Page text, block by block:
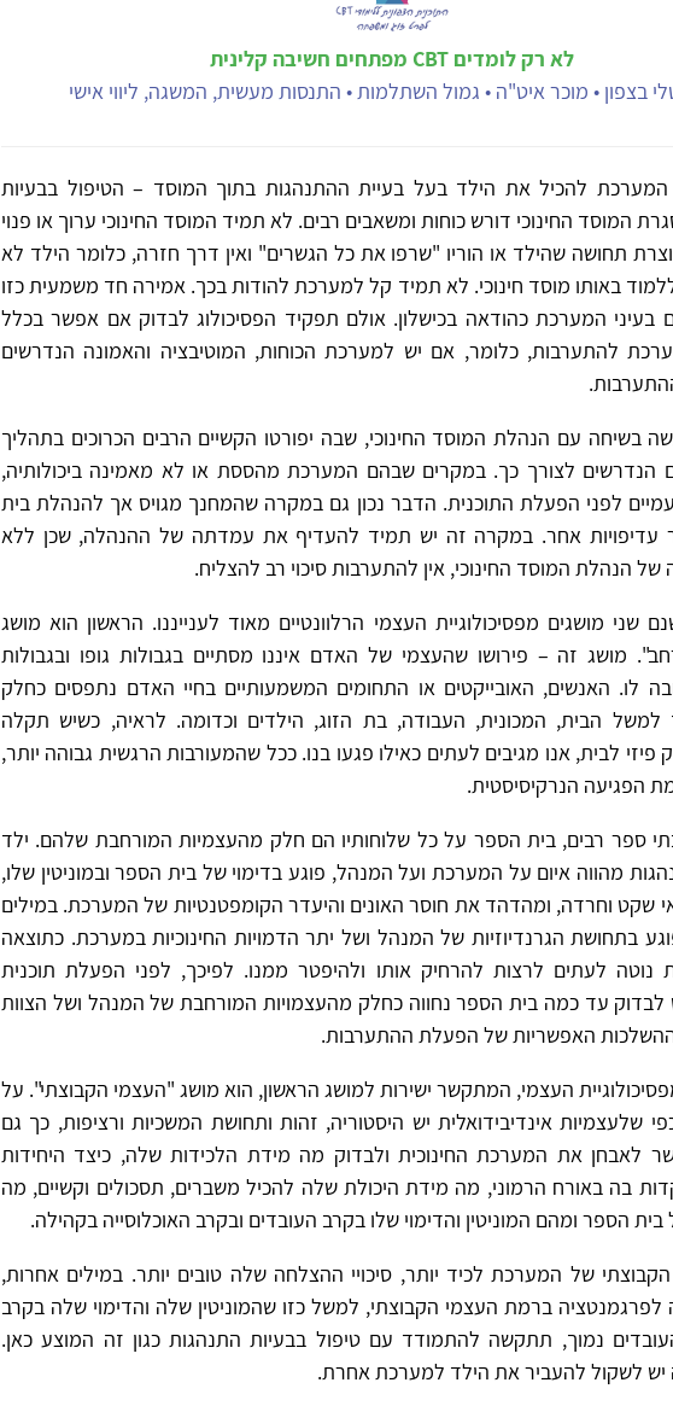
לא רק לומדים CBT מפתחים חשיבה קלינית
בצפון • מוכר איט"ה • גמול השתלמות • התנסות מעשית, המשגה, ליווי אישי
להכיל את הילד בעל בעיית ההתנהגות בתוך המוסד – הטיפול בבעיות
המוסד החינוכי דורש כוחות ומשאבים רבים. לא תמיד המוסד החינוכי ערוך או פנוי
תחושה שהילד או הוריו "שרפו את כל הגשרים" ואין דרך חזרה, כלומר הילד לא
באותו מוסד חינוכי. לא תמיד קל למערכת להודות בכך. אמירה חד משמעית כזו
בעיני המערכת כהודאה בכישלון. אולם תפקיד הפסיכולוג לבדוק אם אפשר בכלל
להתערבות, כלומר, אם יש למערכת הכוחות, המוטיבציה והאמונה הנדרשים
בשיחה עם הנהלת המוסד החינוכי, שבה יפורטו הקשיים הרבים הכרוכים בתהליך
הנדרשים לצורך כך. במקרים שבהם המערכת מהססת או לא מאמינה ביכולותיה,
לפני הפעלת התוכנית. הדבר נכון גם במקרה שהמחנך מגויס אך להנהלת בית
עדיפויות אחר. במקרה זה יש תמיד להעדיף את עמדתה של ההנהלה, שכן ללא
של הנהלת המוסד החינוכי, אין להתערבות סיכוי רב להצליח.
שני מושגים מפסיכולוגיית העצמי הרלוונטיים מאוד לענייננו. הראשון הוא מושג
מושג זה – פירושו שהעצמי של האדם איננו מסתיים בגבולות גופו ובגבולות
לו. האנשים, האובייקטים או התחומים המשמעותיים בחיי האדם נתפסים כחלק
למשל הבית, המכונית, העבודה, בת הזוג, הילדים וכדומה. לראיה, כשיש תקלה
פיזי לבית, אנו מגיבים לעתים כאילו פגעו בנו. ככל שהמעורבות הרגשית גבוהה יותר,
הפגיעה הנרקיסיסטית.
ספר רבים, בית הספר על כל שלוחותיו הם חלק מהעצמיות המורחבת שלהם. ילד
מהווה איום על המערכת ועל המנהל, פוגע בדימוי של בית הספר ובמוניטין שלו,
שקט וחרדה, ומהדהד את חוסר האונים והיעדר הקומפטנטיות של המערכת. במילים
בתחושת הגרנדיוזיות של המנהל ושל יתר הדמויות החינוכיות במערכת. כתוצאה
לעתים לרצות להרחיק אותו ולהיפטר ממנו. לפיכך, לפני הפעלת תוכנית
לבדוק עד כמה בית הספר נחווה כחלק מהעצמויות המורחבת של המנהל ושל הצוות
ההשלכות האפשריות של הפעלת ההתערבות.
העצמי, המתקשר ישירות למושג הראשון, הוא מושג "העצמי הקבוצתי". על
שלעצמיות אינדיבידואלית יש היסטוריה, זהות ותחושת המשכיות ורציפות, כך גם
לאבחן את המערכת החינוכית ולבדוק מה מידת הלכידות שלה, כיצד היחידות
בה באורח הרמוני, מה מידת היכולת שלה להכיל משברים, תסכולים וקשיים, מה
הספר ומהם המוניטין והדימוי שלו בקרב העובדים ובקרב האוכלוסייה בקהילה.
של המערכת לכיד יותר, סיכויי ההצלחה שלה טובים יותר. במילים אחרות,
ברמת העצמי הקבוצתי, למשל כזו שהמוניטין שלה והדימוי שלה בקרב
נמוך, תתקשה להתמודד עם טיפול בבעיות התנהגות כגון זה המוצע כאן.
יש לשקול להעביר את הילד למערכת אחרת.